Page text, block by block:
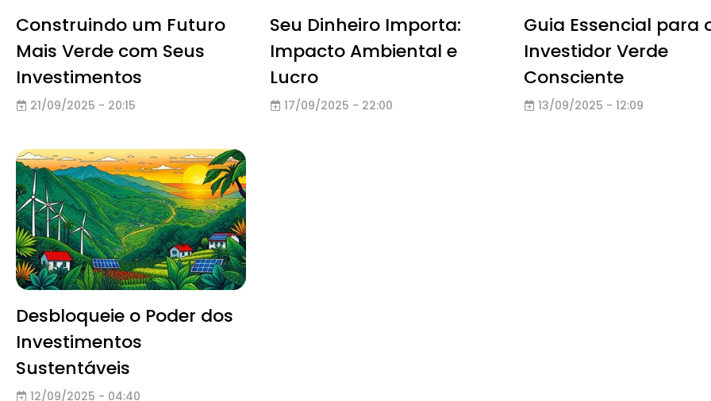
Construindo um Futuro
Mais Verde com Seus
Investimentos
21/09/2025 - 20:15
Seu Dinheiro Importa:
Impacto Ambiental e
Lucro
17/09/2025 - 22:00
Guia Essencial para
Investidor Verde
Consciente
13/09/2025 - 12:09
Desbloqueie o Poder dos
Investimentos
Sustentáveis
12/09/2025 - 04:40